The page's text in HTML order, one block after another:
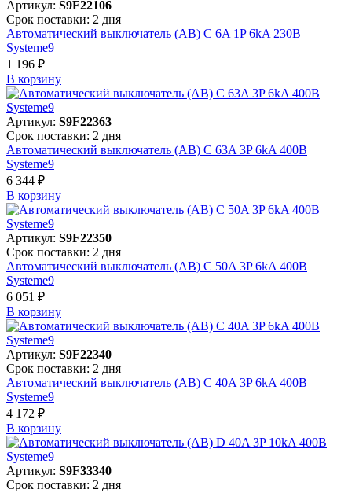
Артикул: S9F22106
Срок поставки: 2 дня
Автоматический выключатель (АВ) C 6A 1P 6kA 230В
Systeme9
1 196 ₽
В корзинy
Артикул: S9F22363
Срок поставки: 2 дня
Автоматический выключатель (АВ) C 63A 3P 6kA 400В
Systeme9
6 344 ₽
В корзинy
Артикул: S9F22350
Срок поставки: 2 дня
Автоматический выключатель (АВ) C 50A 3P 6kA 400В
Systeme9
6 051 ₽
В корзинy
Артикул: S9F22340
Срок поставки: 2 дня
Автоматический выключатель (АВ) C 40A 3P 6kA 400В
Systeme9
4 172 ₽
В корзинy
Артикул: S9F33340
Срок поставки: 2 дня